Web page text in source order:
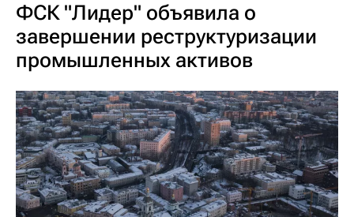
ФСК "Лидер" объявила о
завершении реструктуризации
промышленных активов